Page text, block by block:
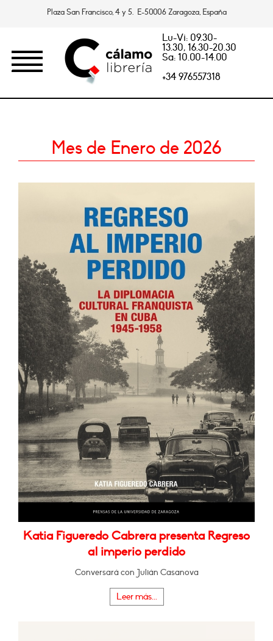
Plaza San Francisco, 4 y 5. E-50006 Zaragoza, España
Lu-Vi: 09.30-
13.30, 16.30-20.30
Sa: 10.00-14.00
+34 976557318
Mes de Enero de 2026
Katia Figueredo Cabrera presenta Regreso
al imperio perdido
Conversará con Julián Casanova
Leer más...